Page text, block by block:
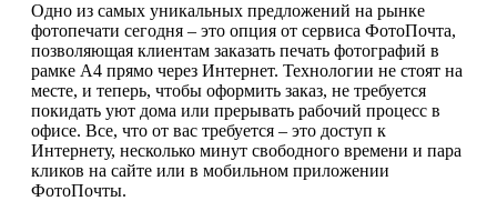
Одно из самых уникальных предложений на рынке
фотопечати сегодня – это опция от сервиса ФотоПочта,
позволяющая клиентам заказать печать фотографий в
рамке А4 прямо через Интернет. Технологии не стоят на
месте, и теперь, чтобы оформить заказ, не требуется
покидать уют дома или прерывать рабочий процесс в
офисе. Все, что от вас требуется – это доступ к
Интернету, несколько минут свободного времени и пара
кликов на сайте или в мобильном приложении
ФотоПочты.